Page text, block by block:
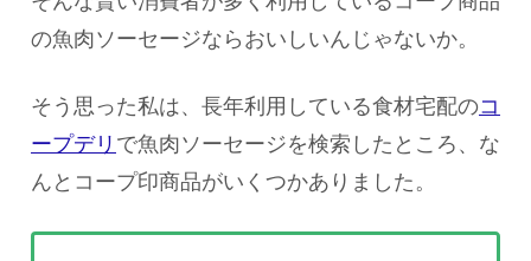
の魚肉ソーセージならおいしいんじゃないか。
そう思った私は、長年利用している食材宅配のコ
ープデリ で魚肉ソーセージを検索したところ、な
んとコープ印商品がいくつかありました。